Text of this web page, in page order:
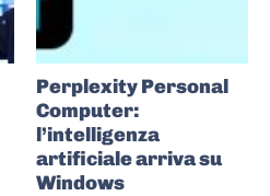
Perplexity Personal
Computer:
l’intelligenza
artificiale arriva su
Windows